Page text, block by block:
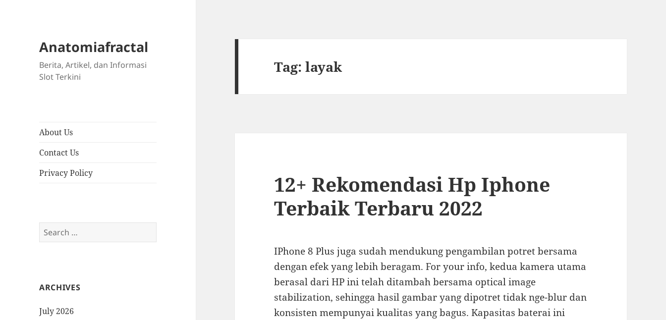
Anatomiafractal
Berita, Artikel, dan Informasi
Slot Terkini
About Us
Contact Us
Privacy Policy
Search
for:
ARCHIVES
July 2026
Tag:layak
12+ Rekomendasi Hp Iphone
Terbaik Terbaru 2022
IPhone 8 Plus juga sudah mendukung pengambilan potret bersama
dengan efek yang lebih beragam. For your info, kedua kamera utama
berasal dari HP ini telah ditambah bersama optical image
stabilization, sehingga hasil gambar yang dipotret tidak nge-blur dan
konsisten mempunyai kualitas yang bagus. Kapasitas baterai ini